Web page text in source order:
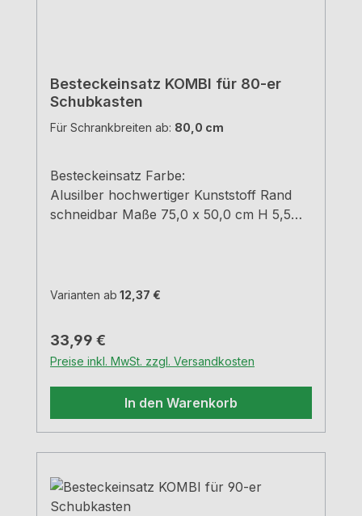
Besteckeinsatz KOMBI für 80-er
Schubkasten
Für Schrankbreiten ab: 80,0 cm
Besteckeinsatz Farbe:
Alusilber hochwertiger Kunststoff Rand
schneidbar Maße 75,0 x 50,0 cm H 5,5
Varianten ab 12,37 €
Regulärer Preis:
33,99 €
Preise inkl. MwSt. zzgl. Versandkosten
In den Warenkorb